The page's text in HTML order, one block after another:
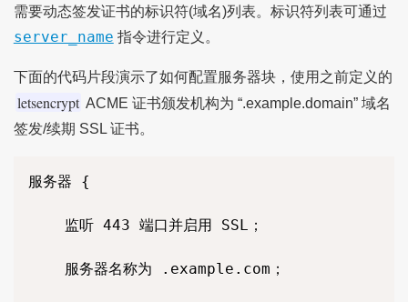
需要动态签发证书的标识符(域名)列表。标识符列表可通过
server_name 指令进行定义。
下面的代码片段演示了如何配置服务器块，使用之前定义的
letsencrypt ACME 证书颁发机构为 “.example.domain” 域名
签发/续期 SSL 证书。
服务器 {
    监听 443 端口并启用 SSL；
    服务器名称为 .example.com；